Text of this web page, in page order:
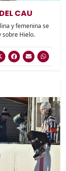
CAU
y femenina se
sobre Hielo.